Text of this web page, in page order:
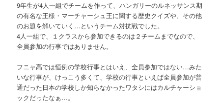
9年生が4人一組でチームを作って、ハンガリーのルネッサンス期
の有名な王様・マーチャーシュ王に関する歴史クイズや、その他
のお題を解いていく…というチーム対抗戦でした。
4人一組で、１クラスから参加できるのは２チームまでなので、
全員参加の行事ではありません。
フニャ高では恒例の学校行事とはいえ、全員参加ではない…みた
いな行事が、けっこう多くて、学校の行事といえば全員参加が普
通だった日本の学校しか知らなかったワタシにはカルチャーショ
ックだったなぁ…。